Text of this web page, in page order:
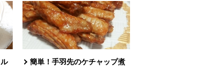
簡単！手羽先のケチャップ煮